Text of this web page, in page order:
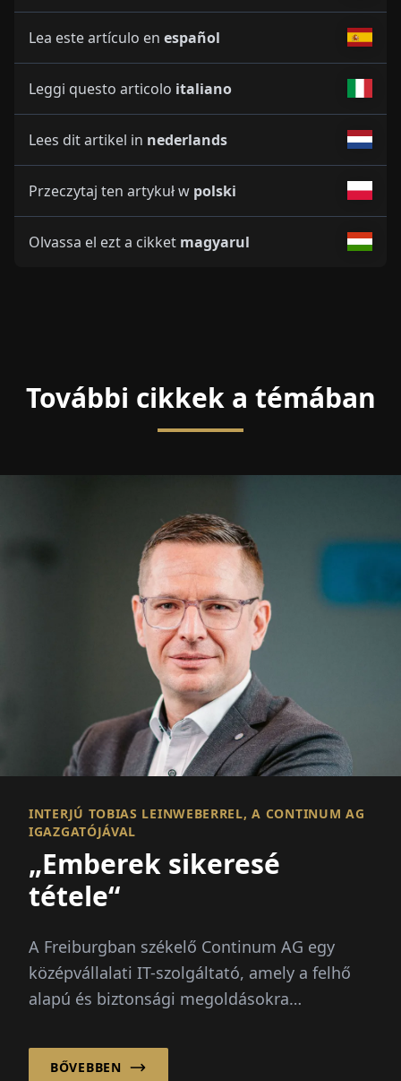
Lea este artículo en español
Leggi questo articolo italiano
Lees dit artikel in nederlands
Przeczytaj ten artykuł w polski
Olvassa el ezt a cikket magyarul
További cikkek a témában
INTERJÚ TOBIAS LEINWEBERREL, A CONTINUM AG
IGAZGATÓJÁVAL
„Emberek sikeresé
tétele“
A Freiburgban székelő Continum AG egy
középvállalati IT-szolgáltató, amely a felhő
alapú és biztonsági megoldásokra
BŐVEBBEN